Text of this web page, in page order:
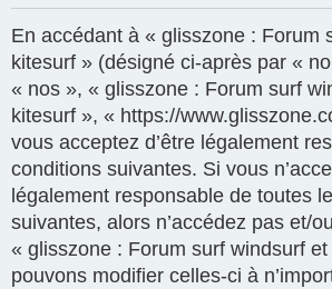
En accédant à « glisszone : Forum
kitesurf » (désigné ci-après par «
« nos », « glisszone : Forum surf
kitesurf », « https://
vous acceptez d’être légalement
conditions suivantes. Si vous
légalement responsable de toutes
suivantes, alors n’accédez pas et/
« glisszone : Forum surf windsurf
pouvons modifier celles-ci à